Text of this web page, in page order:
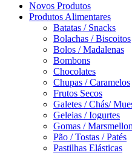
Novos Produtos
Produtos Alimentares
Batatas / Snacks
Bolachas / Biscoitos
Bolos / Madalenas
Bombons
Chocolates
Chupas / Caramelos
Frutos Secos
Galetes / Chás/
Geleias / Iogurtes
Gomas / Marsmellon
Pão / Tostas / Patés
Pastilhas Elásticas